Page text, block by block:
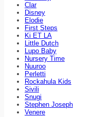
Clar
Disney
Elodie
First Steps
Ki ET LA
Little Dutch
Lupo Baby
Nursery Time
Nuuroo
Perletti
Rockahula Kids
Sivili
Snugi
Stephen Joseph
Venere